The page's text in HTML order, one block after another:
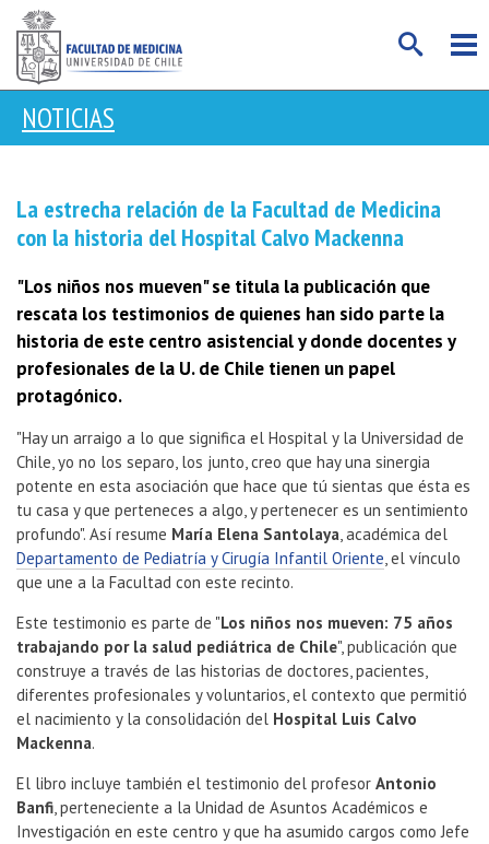
NOTICIAS
La estrecha relación de la Facultad de Medicina
con la historia del Hospital Calvo Mackenna
"Los niños nos mueven" se titula la publicación que
rescata los testimonios de quienes han sido parte la
historia de este centro asistencial y donde docentes y
profesionales de la U. de Chile tienen un papel
protagónico.
"Hay un arraigo a lo que significa el Hospital y la Universidad de
Chile, yo no los separo, los junto, creo que hay una sinergia
potente en esta asociación que hace que tú sientas que ésta es
tu casa y que perteneces a algo, y pertenecer es un sentimiento
profundo". Así resume María Elena Santolaya, académica del
Departamento de Pediatría y Cirugía Infantil Oriente, el vínculo
que une a la Facultad con este recinto.
Este testimonio es parte de "Los niños nos mueven: 75 años
trabajando por la salud pediátrica de Chile", publicación que
construye a través de las historias de doctores, pacientes,
diferentes profesionales y voluntarios, el contexto que permitió
el nacimiento y la consolidación del Hospital Luis Calvo
Mackenna.
El libro incluye también el testimonio del profesor Antonio
Banfi, perteneciente a la Unidad de Asuntos Académicos e
Investigación en este centro y que ha asumido cargos como Jefe